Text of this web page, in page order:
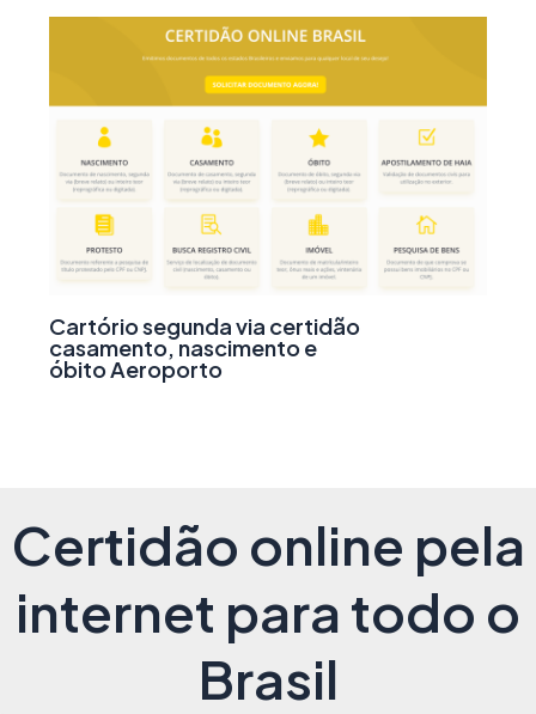
Cartório segunda via certidão
casamento, nascimento e
óbito Aeroporto
Certidão online pela
internet para todo o
Brasil